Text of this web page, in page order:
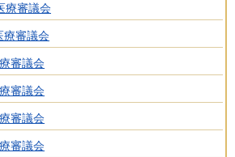
療審議会
療審議会
審議会
審議会
審議会
審議会